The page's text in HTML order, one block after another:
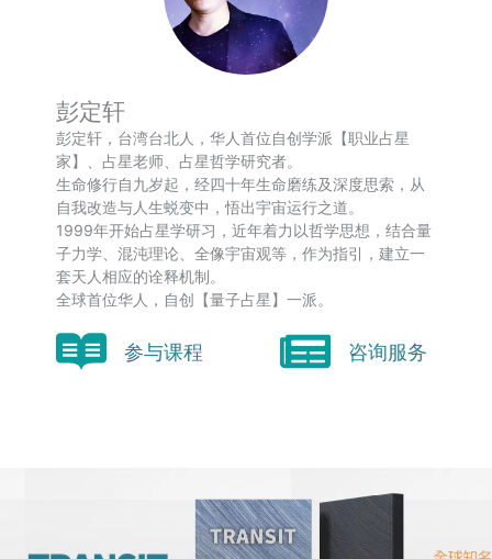
彭定轩
彭定轩，台湾台北人，华人首位自创学派【职业占星
家】、占星老师、占星哲学研究者。
生命修行自九岁起，经四十年生命磨练及深度思索，从
自我改造与人生蜕变中，悟出宇宙运行之道。
1999年开始占星学研习，近年着力以哲学思想，结合量
子力学、混沌理论、全像宇宙观等，作为指引，建立一
套天人相应的诠释机制。
全球首位华人，自创【量子占星】一派。
参与课程 咨询服务